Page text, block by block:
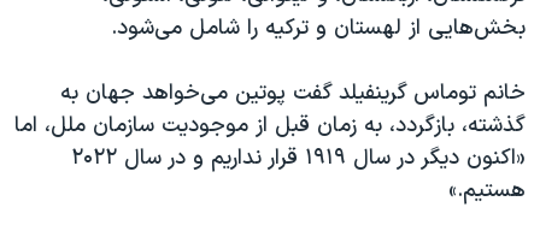
بخش‌هایی از لهستان و ترکیه را شامل می‌شود.
خانم توماس گرینفیلد گفت پوتین می‌خواهد جهان به
گذشته، بازگردد، به زمان قبل از موجودیت سازمان ملل، اما
«اکنون دیگر در سال ۱۹۱۹ قرار نداریم و در سال ۲۰۲۲
هستیم.»